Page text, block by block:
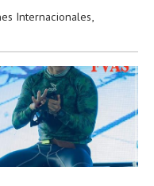
Internacionales